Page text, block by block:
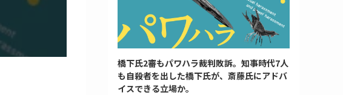
橋下氏2審もパワハラ裁判敗訴。知事時代7人
も自殺者を出した橋下氏が、斎藤氏にアドバ
イスできる立場か。